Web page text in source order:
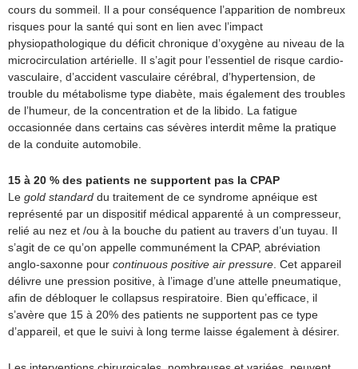
cours du sommeil. Il a pour conséquence l’apparition de nombreux
risques pour la santé qui sont en lien avec l’impact
physiopathologique du déficit chronique d’oxygène au niveau de la
microcirculation artérielle. Il s’agit pour l’essentiel de risque cardio-
vasculaire, d’accident vasculaire cérébral, d’hypertension, de
trouble du métabolisme type diabète, mais également des troubles
de l’humeur, de la concentration et de la libido. La fatigue
occasionnée dans certains cas sévères interdit même la pratique
de la conduite automobile.
15 à 20 % des patients ne supportent pas la CPAP
Le gold standard du traitement de ce syndrome apnéique est
représenté par un dispositif médical apparenté à un compresseur,
relié au nez et /ou à la bouche du patient au travers d’un tuyau. Il
s’agit de ce qu’on appelle communément la CPAP, abréviation
anglo-saxonne pour continuous positive air pressure . Cet appareil
délivre une pression positive, à l’image d’une attelle pneumatique,
afin de débloquer le collapsus respiratoire. Bien qu’efficace, il
s’avère que 15 à 20% des patients ne supportent pas ce type
d’appareil, et que le suivi à long terme laisse également à désirer.